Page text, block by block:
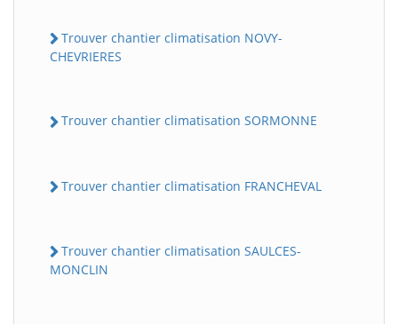
Trouver chantier climatisation NOVY-
CHEVRIERES
Trouver chantier climatisation SORMONNE
Trouver chantier climatisation FRANCHEVAL
Trouver chantier climatisation SAULCES-
MONCLIN